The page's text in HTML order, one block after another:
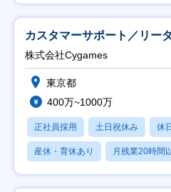
カスタマーサポート／リー
株式会社Cygames
東京都
400万~1000万
正社員採用 土日祝休み 休
産休・育休あり 月残業20時間